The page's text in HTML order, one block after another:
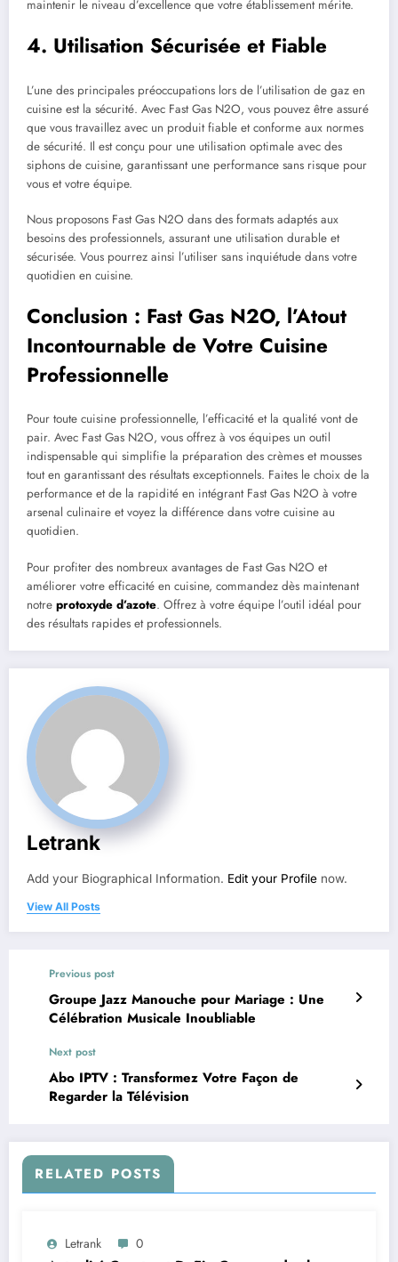
maintenir le niveau d’excellence que votre établissement mérite.
4. Utilisation Sécurisée et Fiable
L’une des principales préoccupations lors de l’utilisation de gaz en
cuisine est la sécurité. Avec Fast Gas N2O, vous pouvez être assuré
que vous travaillez avec un produit fiable et conforme aux normes
de sécurité. Il est conçu pour une utilisation optimale avec des
siphons de cuisine, garantissant une performance sans risque pour
vous et votre équipe.
Nous proposons Fast Gas N2O dans des formats adaptés aux
besoins des professionnels, assurant une utilisation durable et
sécurisée. Vous pourrez ainsi l’utiliser sans inquiétude dans votre
quotidien en cuisine.
Conclusion : Fast Gas N2O, l’Atout
Incontournable de Votre Cuisine
Professionnelle
Pour toute cuisine professionnelle, l’efficacité et la qualité vont de
pair. Avec Fast Gas N2O, vous offrez à vos équipes un outil
indispensable qui simplifie la préparation des crèmes et mousses
tout en garantissant des résultats exceptionnels. Faites le choix de la
performance et de la rapidité en intégrant Fast Gas N2O à votre
arsenal culinaire et voyez la différence dans votre cuisine au
quotidien.
Pour profiter des nombreux avantages de Fast Gas N2O et
améliorer votre efficacité en cuisine, commandez dès maintenant
notre protoxyde d’azote. Offrez à votre équipe l’outil idéal pour
des résultats rapides et professionnels.
Letrank
Add your Biographical Information. Edit your Profile now.
View All Posts
Previous post
Groupe Jazz Manouche pour Mariage : Une
Célébration Musicale Inoubliable
Next post
Abo IPTV : Transformez Votre Façon de
Regarder la Télévision
RELATED POSTS
Letrank 0